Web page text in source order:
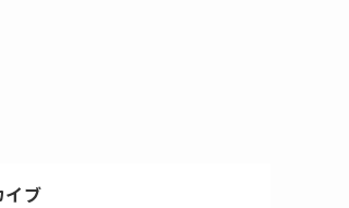
イブ